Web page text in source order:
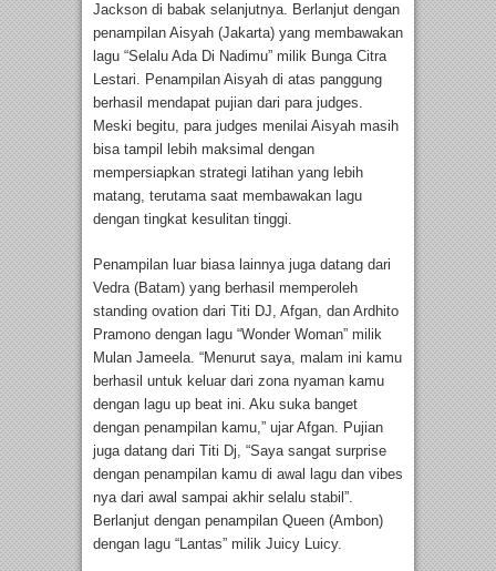
Jackson di babak selanjutnya. Berlanjut dengan
penampilan Aisyah (Jakarta) yang membawakan
lagu “Selalu Ada Di Nadimu” milik Bunga Citra
Lestari. Penampilan Aisyah di atas panggung
berhasil mendapat pujian dari para judges.
Meski begitu, para judges menilai Aisyah masih
bisa tampil lebih maksimal dengan
mempersiapkan strategi latihan yang lebih
matang, terutama saat membawakan lagu
dengan tingkat kesulitan tinggi.
Penampilan luar biasa lainnya juga datang dari
Vedra (Batam) yang berhasil memperoleh
standing ovation dari Titi DJ, Afgan, dan Ardhito
Pramono dengan lagu “Wonder Woman” milik
Mulan Jameela. “Menurut saya, malam ini kamu
berhasil untuk keluar dari zona nyaman kamu
dengan lagu up beat ini. Aku suka banget
dengan penampilan kamu,” ujar Afgan. Pujian
juga datang dari Titi Dj, “Saya sangat surprise
dengan penampilan kamu di awal lagu dan vibes
nya dari awal sampai akhir selalu stabil”.
Berlanjut dengan penampilan Queen (Ambon)
dengan lagu “Lantas” milik Juicy Luicy.